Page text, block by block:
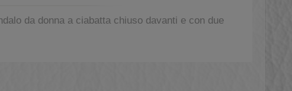
da donna a ciabatta chiuso davanti e con due